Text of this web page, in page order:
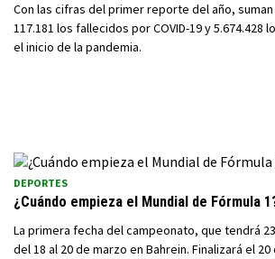
Con las cifras del primer reporte del año,
117.181 los fallecidos por COVID-19 y 5.674.428
el inicio de la pandemia.
DEPORTES
¿Cuándo empieza el Mundial de Fórmula
La primera fecha del campeonato, que tendrá
del 18 al 20 de marzo en Bahrein. Finalizará el